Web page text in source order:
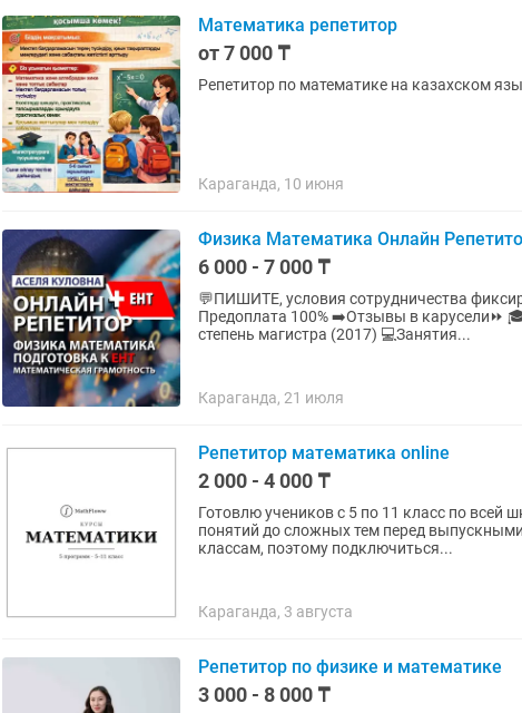
Математика репетитор
от 7 000 ₸
Репетитор по математике на казахском
Караганда, 10 июня
Физика Математика Онлайн
6 000 - 7 000 ₸
💬ПИШИТЕ, условия сотрудничества фиксируются в переписке
Предоплата 100% ➡️Отзывы в карусели⏩
степень магистра (2017) 💻Занятия...
Караганда, 21 июля
Репетитор математика online
2 000 - 4 000 ₸
Готовлю учеников с 5 по 11 класс по всей
понятий до сложных тем перед
классам, поэтому подключиться...
Караганда, 3 августа
Репетитор по физике и математике
3 000 - 8 000 ₸